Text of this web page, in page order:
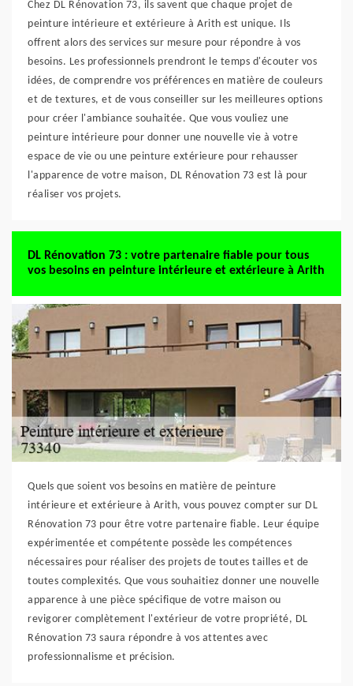
Chez DL Rénovation 73, ils savent que chaque projet de
peinture intérieure et extérieure à Arith est unique. Ils
offrent alors des services sur mesure pour répondre à vos
besoins. Les professionnels prendront le temps d'écouter vos
idées, de comprendre vos préférences en matière de couleurs
et de textures, et de vous conseiller sur les meilleures options
pour créer l'ambiance souhaitée. Que vous vouliez une
peinture intérieure pour donner une nouvelle vie à votre
espace de vie ou une peinture extérieure pour rehausser
l'apparence de votre maison, DL Rénovation 73 est là pour
réaliser vos projets.
DL Rénovation 73 : votre partenaire fiable pour tous
vos besoins en peinture intérieure et extérieure à Arith
Quels que soient vos besoins en matière de peinture
intérieure et extérieure à Arith, vous pouvez compter sur DL
Rénovation 73 pour être votre partenaire fiable. Leur équipe
expérimentée et compétente possède les compétences
nécessaires pour réaliser des projets de toutes tailles et de
toutes complexités. Que vous souhaitiez donner une nouvelle
apparence à une pièce spécifique de votre maison ou
revigorer complètement l'extérieur de votre propriété, DL
Rénovation 73 saura répondre à vos attentes avec
professionnalisme et précision.